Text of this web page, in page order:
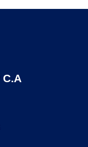
C.A